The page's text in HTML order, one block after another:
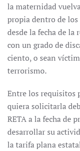
la maternidad
propia dentro de los
desde la fecha de
con un grado de
ciento, o sean
terrorismo.
Entre los requisitos
quiera solicitarla
RETA a la fecha de
desarrollar su
la tarifa plana